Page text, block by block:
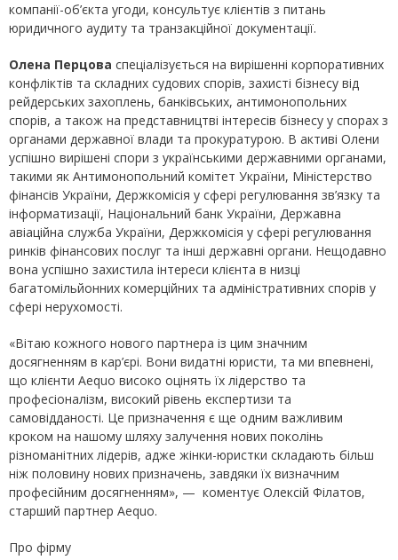
компанії-об’єкта угоди, консультує клієнтів з питань
юридичного аудиту та транзакційної документації.
Олена Перцова спеціалізується на вирішенні корпоративних
конфліктів та складних судових спорів, захисті бізнесу від
рейдерських захоплень, банківських, антимонопольних
спорів, а також на представництві інтересів бізнесу у спорах з
органами державної влади та прокуратурою. В активі Олени
успішно вирішені спори з українськими державними органами,
такими як Антимонопольний комітет України, Міністерство
фінансів України, Держкомісія у сфері регулювання зв’язку та
інформатизації, Національний банк України, Державна
авіаційна служба України, Держкомісія у сфері регулювання
ринків фінансових послуг та інші державні органи. Нещодавно
вона успішно захистила інтереси клієнта в низці
багатомільйонних комерційних та адміністративних спорів у
сфері нерухомості.
«Вітаю кожного нового партнера із цим значним
досягненням в кар’єрі. Вони видатні юристи, та ми впевнені,
що клієнти Aequo високо оцінять їх лідерство та
професіоналізм, високий рівень експертизи та
самовідданості. Це призначення є ще одним важливим
кроком на нашому шляху залучення нових поколінь
різноманітних лідерів, адже жінки-юристки складають більш
ніж половину нових призначень, завдяки їх визначним
професійним досягненням», — коментує Олексій Філатов,
старший партнер Aequo.
Про фірму